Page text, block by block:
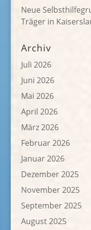
Neue
Träger in
Archiv
Juli 2026
Juni 2026
Mai 2026
April 2026
März 2026
Februar 2026
Januar 2026
Dezember 2025
November 2025
September 2025
August 2025